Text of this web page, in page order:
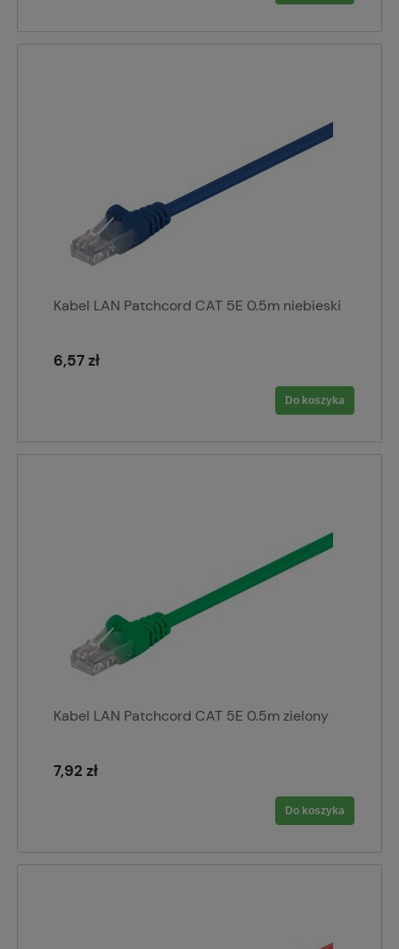
Kabel LAN Patchcord CAT 5E 0.5m niebieski
6,57 zł
Do koszyka
Kabel LAN Patchcord CAT 5E 0.5m zielony
7,92 zł
Do koszyka